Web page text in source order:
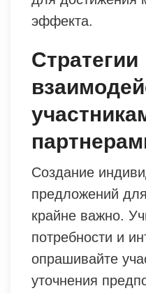
эффекта.
Стратегии
Создание
предложений
крайне важно.
потребности и
опрашивайте
уточнения